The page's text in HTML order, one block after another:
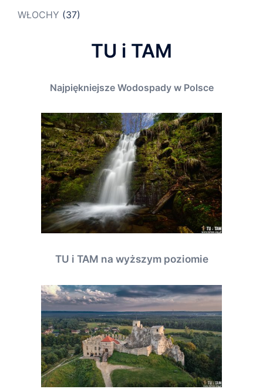
WŁOCHY (37)
TU i TAM
Najpiękniejsze Wodospady w Polsce
TU i TAM na wyższym poziomie